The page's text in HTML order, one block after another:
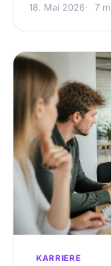
18. Mai 2026 7
KARRIERE